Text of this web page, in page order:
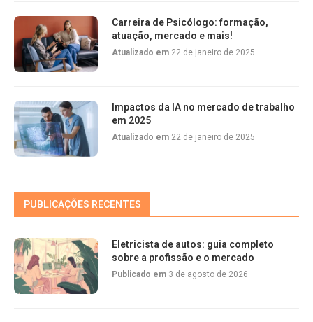
Carreira de Psicólogo: formação,
atuação, mercado e mais!
Atualizado em 22 de janeiro de 2025
Impactos da IA no mercado de trabalho
em 2025
Atualizado em 22 de janeiro de 2025
PUBLICAÇÕES RECENTES
Eletricista de autos: guia completo
sobre a profissão e o mercado
Publicado em 3 de agosto de 2026